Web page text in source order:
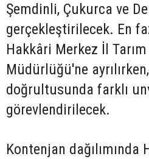
Şemdinli, Çukurca ve
gerçekleştirilecek. En
Hakkâri Merkez İl
Müdürlüğü'ne
doğrultusunda farklı
görevlendirilecek.
Kontenjan dağılımında